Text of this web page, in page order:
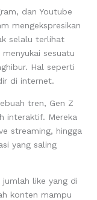
dan Youtube
mengekspresikan
selalu terlihat
sesuatu
Hal seperti
di internet.
tren, Gen Z
interaktif. Mereka
streaming, hingga
yang saling
like yang di
konten mampu